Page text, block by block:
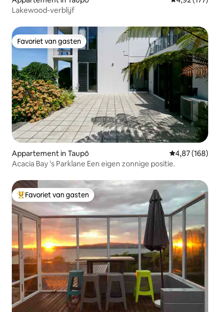
Lakewood-verblijf
Favoriet van gasten
Favoriet van gasten
Appartement in Taupō Gemiddelde
4,87 (168)
Acacia Bay 's Parklane Een eigen zonnige positie.
Topfavoriet van gasten
Favoriet van gasten